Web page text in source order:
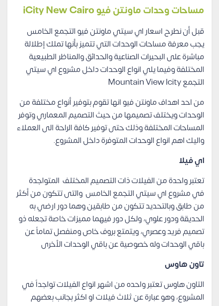
مساحات وحدات ماونتن فيو iCity New Cairo
قبل أن نطرح اسعار اي سيتي ماونتن فيو التجمع الخامس
يجب معرفة مساحات الوحدات التي تتميز بأنها تملك إطلالة
مباشرة على البحيرات الصناعية والحدائق والمناظر الطبيعية
المختلفة وفيما يليانواع الوحدات داخل مشروع اي سيتي
التجمع Mountain View Icity
من احد اهداف ماونتن فيو انها تقوم بتوفير أنواع مختلفة من
الوحدات ويختلف تصميمها من حيث التصميم المعماري وتوفر
المساحات المختلفة وذلك حتى توفير كافة الراحة الى العملاء
واليك اهم انواع الوحدات المتوفرة داخل المشروع.
اي فيلا
تعتبر واحدة من الفيلات ذات التصميم المختلف المتواجدة
في مشروع اي سيتي التجمع الخامس والتى تتكون من أكثر
من طابق وبالتحديد تتكون من طابقين وهما دور ارضي به
الحديقة ودور علوي، ولكل دور فيهما مميزات خاصة تجعله ذو
تصميم فريد وعصري، ويتمتع بروف خاص ومنفصل تماماً عن
باقي الوحدات وله خصوصية عن باقي الوحدات الأخرى
تاون هاوس
التاون هاوس تعتبر واحده من اشهر انواع الفيلات تواجداً في
المشروع، وهو عبارة عن ثلاث فيلات او اكثر بجانب بعضهم